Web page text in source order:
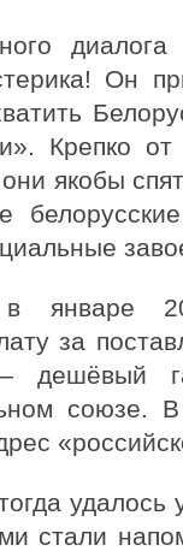
Он
Крепко
якобы
в январе
за
дешёвый
союзе.
удалось
стали